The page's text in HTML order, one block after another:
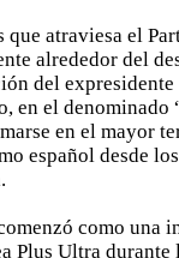
que atraviesa el
alrededor del
del
en el denominado
en el mayor
español desde
como una
Plus Ultra durante